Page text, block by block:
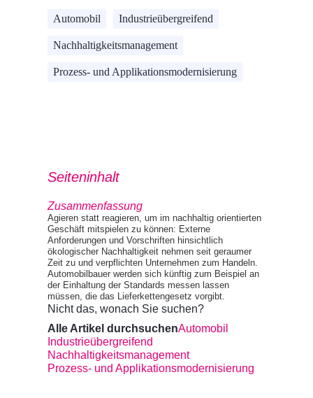
Automobil Industrieübergreifend
Nachhaltigkeitsmanagement
Prozess- und Applikationsmodernisierung
Zusammenfassung
Agieren statt reagieren, um im nachhaltig orientierten
Geschäft mitspielen zu können: Externe
Anforderungen und Vorschriften hinsichtlich
ökologischer Nachhaltigkeit nehmen seit geraumer
Zeit zu und verpflichten Unternehmen zum Handeln.
Automobilbauer werden sich künftig zum Beispiel an
der Einhaltung der Standards messen lassen
müssen, die das Lieferkettengesetz vorgibt.
Nicht das, wonach Sie suchen?
Alle Artikel durchsuchenAutomobil
Industrieübergreifend
Nachhaltigkeitsmanagement
Prozess- und Applikationsmodernisierung
Seiteninhalt